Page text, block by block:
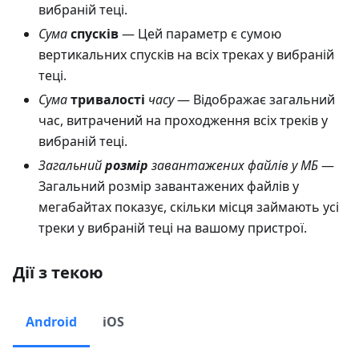
вибраній теці.
Сумаспусків— Цей параметр є сумою
вертикальних спусків на всіх треках у вибраній
теці.
Суматривалості часу— Відображає загальний
час, витрачений на проходження всіх треків у
вибраній теці.
Загальнийрозмір завантажених файлів у МБ—
Загальний розмір завантажених файлів у
мегабайтах показує, скільки місця займають усі
треки у вибраній теці на вашому пристрої.
Дії з текою
Android iOS